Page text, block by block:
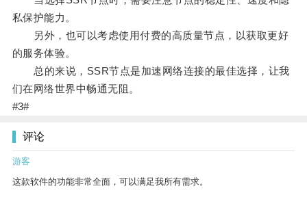
私保护能力。
另外，也可以考虑使用付费的高质量节点，以获取更好
的服务体验。
总的来说，SSR节点是加速网络连接的最佳选择，让我
们在网络世界中畅通无阻。
#3#
评论
游客
这款软件的功能非常全面，可以满足我所有需求。